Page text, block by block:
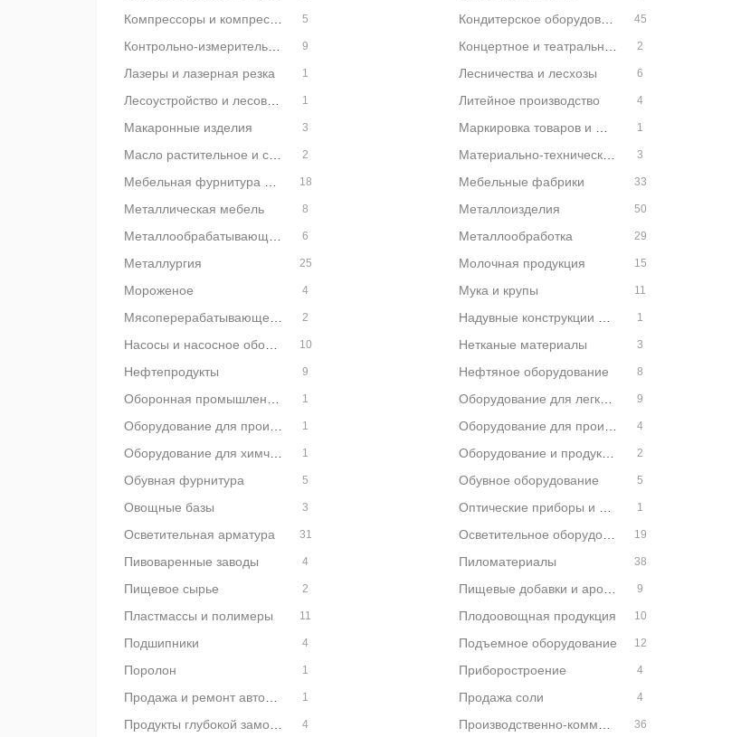
5 Кондитерское оборудование 45
9 2
Лазеры и лазерная резка 1 Лесничества и лесхозы 6
1 Литейное производство 4
Макаронные изделия 3 1
2 Материально-техническое снабжение 3
18 Мебельные фабрики 33
Металлическая мебель 8 Металлоизделия 50
6 Металлообработка 29
Металлургия 25 Молочная продукция 15
Мороженое 4 Мука и крупы 11
2 1
10 Нетканые материалы 3
Нефтепродукты 9 Нефтяное оборудование 8
1 Оборудование для легкой промышленности 9
1 4
1 Оборудование и продукция для гостиниц 2
Обувная фурнитура 5 Обувное оборудование 5
Овощные базы 3 1
Осветительная арматура 31 19
Пивоваренные заводы 4 Пиломатериалы 38
Пищевое сырье 2 9
Пластмассы и полимеры 11 Плодоовощная продукция 10
Подшипники 4 Подъемное оборудование 12
Поролон 1 Приборостроение 4
1 Продажа соли 4
4 36